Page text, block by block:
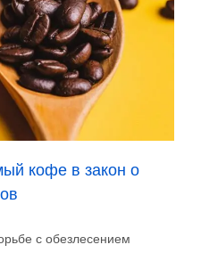
кофе в закон о
с обезлесением